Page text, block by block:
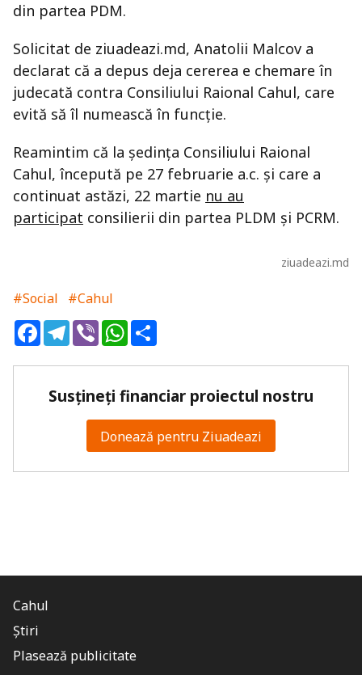
din partea PDM.
Solicitat de ziuadeazi.md, Anatolii Malcov a
declarat că a depus deja cererea e chemare în
judecată contra Consiliului Raional Cahul, care
evită să îl numească în funcţie.
Reamintim că la şedinţa Consiliului Raional
Cahul, începută pe 27 februarie a.c. şi care a
continuat astăzi, 22 martie nu au
participat consilierii din partea PLDM şi PCRM.
ziuadeazi.md
#Social
#Cahul
FacebookTelegram
ViberWhatsApp
Susțineți financiar proiectul nostru
Donează pentru Ziuadeazi
Cahul
Știri
Plasează publicitate